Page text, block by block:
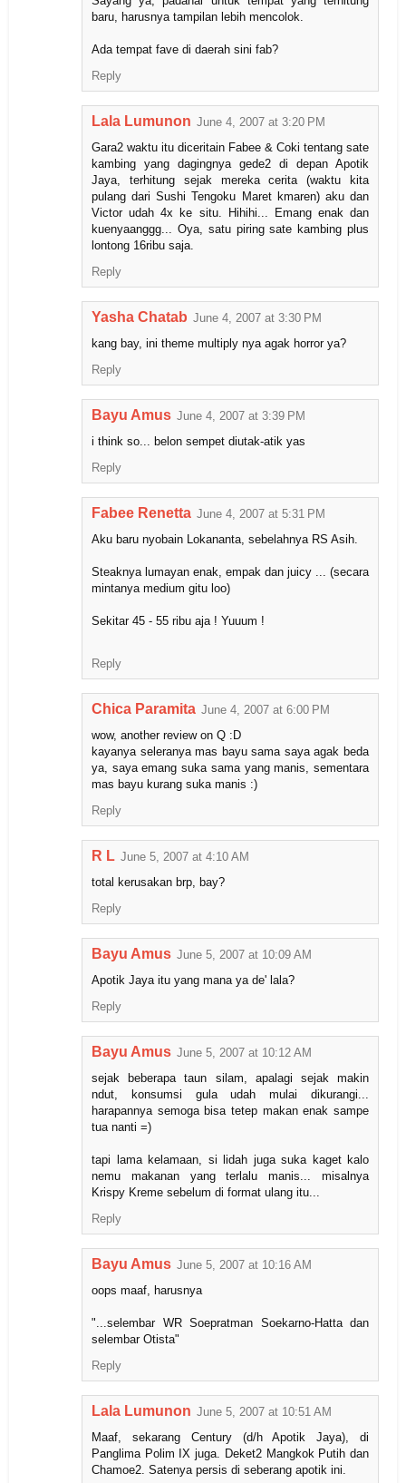
baru, harusnya tampilan lebih mencolok.
Ada tempat fave di daerah sini fab?
Reply
Lala Lumunon June 4, 2007 at 3:20 PM
Gara2 waktu itu diceritain Fabee & Coki tentang sate
kambing yang dagingnya gede2 di depan Apotik
Jaya, terhitung sejak mereka cerita (waktu kita
pulang dari Sushi Tengoku Maret kmaren) aku dan
Victor udah 4x ke situ. Hihihi... Emang enak dan
kuenyaanggg... Oya, satu piring sate kambing plus
lontong 16ribu saja.
Reply
Yasha Chatab June 4, 2007 at 3:30 PM
kang bay, ini theme multiply nya agak horror ya?
Reply
Bayu Amus June 4, 2007 at 3:39 PM
i think so... belon sempet diutak-atik yas
Reply
Fabee Renetta June 4, 2007 at 5:31 PM
Aku baru nyobain Lokananta, sebelahnya RS Asih.
Steaknya lumayan enak, empak dan juicy ... (secara
mintanya medium gitu loo)
Sekitar 45 - 55 ribu aja ! Yuuum !
Reply
Chica Paramita June 4, 2007 at 6:00 PM
wow, another review on Q :D
kayanya seleranya mas bayu sama saya agak beda
ya, saya emang suka sama yang manis, sementara
mas bayu kurang suka manis :)
Reply
R L June 5, 2007 at 4:10 AM
total kerusakan brp, bay?
Reply
Bayu Amus June 5, 2007 at 10:09 AM
Apotik Jaya itu yang mana ya de' lala?
Reply
Bayu Amus June 5, 2007 at 10:12 AM
sejak beberapa taun silam, apalagi sejak makin
ndut, konsumsi gula udah mulai dikurangi...
harapannya semoga bisa tetep makan enak sampe
tua nanti =)
tapi lama kelamaan, si lidah juga suka kaget kalo
nemu makanan yang terlalu manis... misalnya
Krispy Kreme sebelum di format ulang itu...
Reply
Bayu Amus June 5, 2007 at 10:16 AM
oops maaf, harusnya
"...selembar WR Soepratman Soekarno-Hatta dan
selembar Otista"
Reply
Lala Lumunon June 5, 2007 at 10:51 AM
Maaf, sekarang Century (d/h Apotik Jaya), di
Panglima Polim IX juga. Deket2 Mangkok Putih dan
Chamoe2. Satenya persis di seberang apotik ini.